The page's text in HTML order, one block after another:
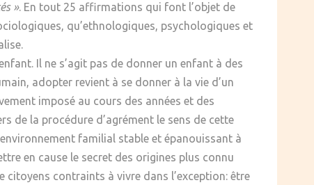
». En tout 25 affirmations qui font l’objet de
qu’ethnologiques, psychologiques et
Il ne s’agit pas de donner un enfant à des
adopter revient à se donner à la vie d’un
imposé au cours des années et des
de la procédure d’agrément le sens de cette
familial stable et épanouissant à
en cause le secret des origines plus connu
citoyens contraints à vivre dans l’exception: être